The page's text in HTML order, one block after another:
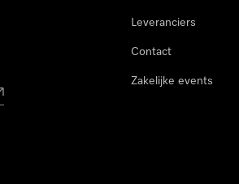
Leveranciers
Contact
Zakelijke events